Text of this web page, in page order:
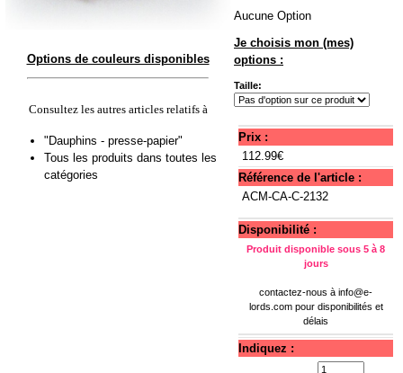
Options de couleurs disponibles
Consultez les autres articles relatifs à
"Dauphins - presse-papier"
Tous les produits dans toutes les
catégories
Aucune Option
Je choisis mon (mes)
options :
Taille:
Prix :
112.99€
Référence de l'article :
ACM-CA-C-2132
Disponibilité :
Produit disponible sous 5 à 8
jours
contactez-nous à info@e-
lords.compour disponibilités et
délais
Indiquez :